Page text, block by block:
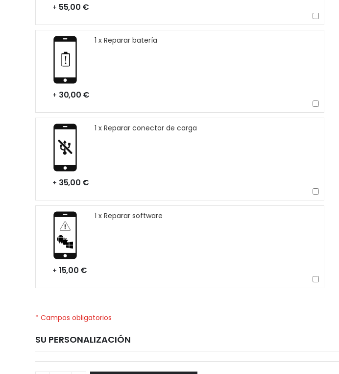
+ 55,00 €
1 x Reparar batería
+ 30,00 €
1 x Reparar conector de carga
+ 35,00 €
1 x Reparar software
+ 15,00 €
* Campos obligatorios
SU PERSONALIZACIÓN